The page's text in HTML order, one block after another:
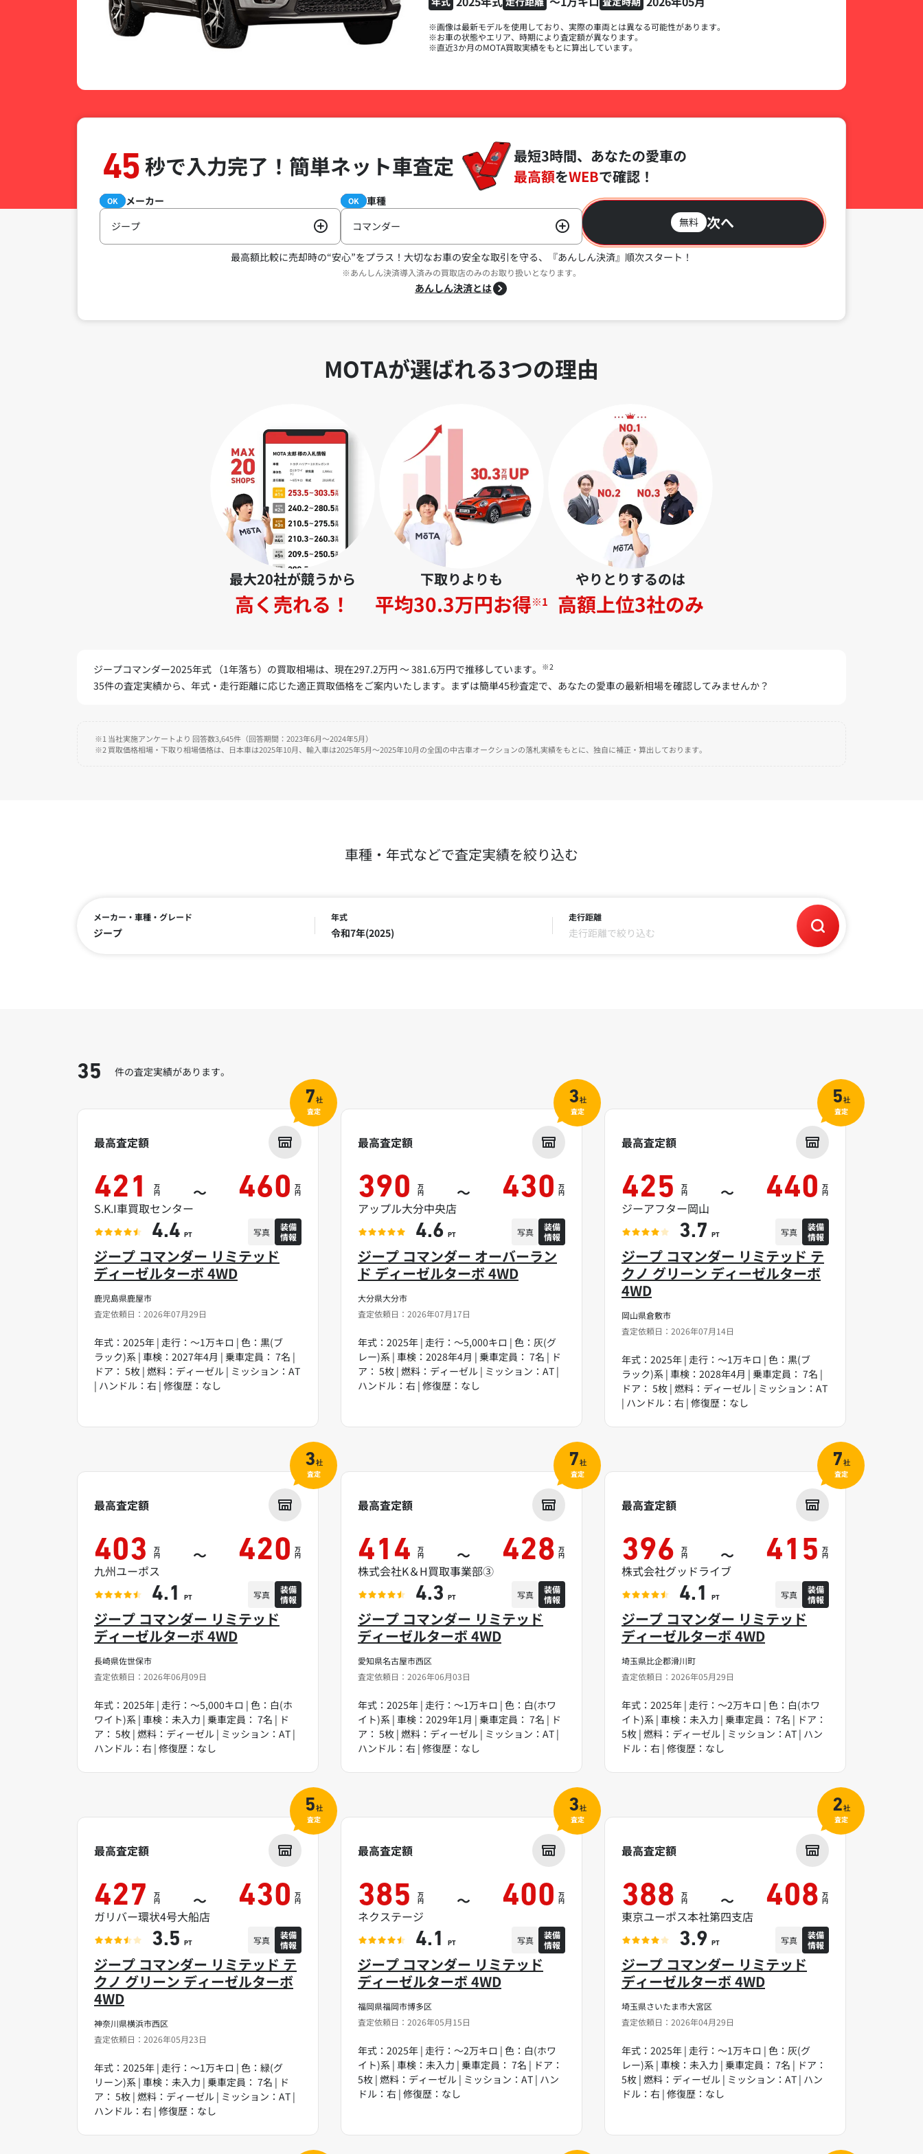
※画像は最新モデルを使用しており、実際の車両とは異なる可能性があります。
※お車の状態やエリア、時期により査定額が異なります。
※直近3か月のMOTA買取実績をもとに算出しています。
45秒で入力完了！ 簡単ネット車査定
最短3時間、あなたの愛車の
最高額をWEBで確認！
必須 メーカー
OK
ジープ
必須 車種
OK
コマンダー 無料 次へ
最高額比較に売却時の“安心”をプラス！ 大切なお車の安全な取引を守る、『あんしん決済』順次スタート！
※あんしん決済導入済みの買取店のみのお取り扱いとなります。
あんしん決済とは
MOTAが選ばれる3つの理由
最大20社が競うから
高く売れる！
下取りよりも
平均30.3万円お得※1
やりとりするのは
高額上位3社のみ
ジープコマンダー2025年式 （1年落ち）の買取相場は、現在297.2万円 ～ 381.6万円で推移しています。 ※2
35件の査定実績から、年式・走行距離に応じた適正買取価格をご案内いたします。まずは簡単45秒査定で、あなたの愛車の最新相場を確認してみませんか？
※1 当社実施アンケートより 回答数3,645件（回答期間：2023年6月～2024年5月）
※2 買取価格相場・下取り相場価格は、日本車は2025年10月、輸入車は2025年5月～2025年10月の全国の中古車オークションの落札実績をもとに、独自に補正・算出しております。
車種・年式などで査定実績を絞り込む
メーカー・車種・グレード
ジープ
年式
令和7年(2025)
走行距離
走行距離で絞り込む
35 件の査定実績があります。
鹿児島県鹿屋市
査定依頼日：2026年07月29日
ジープ コマンダー リミテッド
ディーゼルターボ 4WD
年式：2025年 | 走行：～1万キロ | 色：黒(ブ
ラック)系 | 車検：2027年4月 | 乗車定員： 7名 |
ドア： 5枚 | 燃料：ディーゼル | ミッション：AT
| ハンドル：右 | 修復歴：なし
最高査定額
421 万
円 ～ 460 万
円
S.K.I車買取センター
4.4 PT 写真
装備
情報
7社
査定
大分県大分市
査定依頼日：2026年07月17日
ジープ コマンダー オーバーラン
ド ディーゼルターボ 4WD
年式：2025年 | 走行：～5,000キロ | 色：灰(グ
レー)系 | 車検：2028年4月 | 乗車定員： 7名 | ド
ア： 5枚 | 燃料：ディーゼル | ミッション：AT |
ハンドル：右 | 修復歴：なし
最高査定額
390 万
円 ～ 430 万
円
アップル大分中央店
4.6 PT 写真
装備
情報
3社
査定
岡山県倉敷市
査定依頼日：2026年07月14日
ジープ コマンダー リミテッド テ
クノ グリーン ディーゼルターボ
4WD
年式：2025年 | 走行：～1万キロ | 色：黒(ブ
ラック)系 | 車検：2028年4月 | 乗車定員： 7名 |
ドア： 5枚 | 燃料：ディーゼル | ミッション：AT
| ハンドル：右 | 修復歴：なし
最高査定額
425 万
円 ～ 440 万
円
ジーアフター岡山
3.7 PT 写真
装備
情報
5社
査定
長崎県佐世保市
査定依頼日：2026年06月09日
ジープ コマンダー リミテッド
ディーゼルターボ 4WD
年式：2025年 | 走行：～5,000キロ | 色：白(ホ
ワイト)系 | 車検：未入力 | 乗車定員： 7名 | ド
ア： 5枚 | 燃料：ディーゼル | ミッション：AT |
ハンドル：右 | 修復歴：なし
最高査定額
403 万
円 ～ 420 万
円
九州ユーポス
4.1 PT 写真
装備
情報
3社
査定
愛知県名古屋市西区
査定依頼日：2026年06月03日
ジープ コマンダー リミテッド
ディーゼルターボ 4WD
年式：2025年 | 走行：～1万キロ | 色：白(ホワ
イト)系 | 車検：2029年1月 | 乗車定員： 7名 | ド
ア： 5枚 | 燃料：ディーゼル | ミッション：AT |
ハンドル：右 | 修復歴：なし
最高査定額
414 万
円 ～ 428 万
円
株式会社K＆H買取事業部③
4.3 PT 写真
装備
情報
7社
査定
埼玉県比企郡滑川町
査定依頼日：2026年05月29日
ジープ コマンダー リミテッド
ディーゼルターボ 4WD
年式：2025年 | 走行：～2万キロ | 色：白(ホワ
イト)系 | 車検：未入力 | 乗車定員： 7名 | ドア：
5枚 | 燃料：ディーゼル | ミッション：AT | ハン
ドル：右 | 修復歴：なし
最高査定額
396 万
円 ～ 415 万
円
株式会社グッドライブ
4.1 PT 写真
装備
情報
7社
査定
神奈川県横浜市西区
査定依頼日：2026年05月23日
ジープ コマンダー リミテッド テ
クノ グリーン ディーゼルターボ
4WD
年式：2025年 | 走行：～1万キロ | 色：緑(グ
リーン)系 | 車検：未入力 | 乗車定員： 7名 | ド
ア： 5枚 | 燃料：ディーゼル | ミッション：AT |
ハンドル：右 | 修復歴：なし
最高査定額
427 万
円 ～ 430 万
円
ガリバー環状4号大船店
3.5 PT 写真
装備
情報
5社
査定
福岡県福岡市博多区
査定依頼日：2026年05月15日
ジープ コマンダー リミテッド
ディーゼルターボ 4WD
年式：2025年 | 走行：～2万キロ | 色：白(ホワ
イト)系 | 車検：未入力 | 乗車定員： 7名 | ドア：
5枚 | 燃料：ディーゼル | ミッション：AT | ハン
ドル：右 | 修復歴：なし
最高査定額
385 万
円 ～ 400 万
円
ネクステージ
4.1 PT 写真
装備
情報
3社
査定
埼玉県さいたま市大宮区
査定依頼日：2026年04月29日
ジープ コマンダー リミテッド
ディーゼルターボ 4WD
年式：2025年 | 走行：～1万キロ | 色：灰(グ
レー)系 | 車検：未入力 | 乗車定員： 7名 | ドア：
5枚 | 燃料：ディーゼル | ミッション：AT | ハン
ドル：右 | 修復歴：なし
最高査定額
388 万
円 ～ 408 万
円
東京ユーポス本社第四支店
3.9 PT 写真
装備
情報
2社
査定